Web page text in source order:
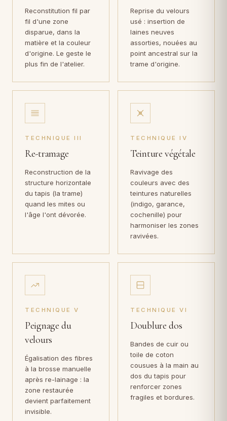
Reconstitution fil par
fil d'une zone
disparue, dans la
matière et la couleur
d'origine. Le geste le
plus fin de l'atelier.
Reprise du velours
usé : insertion de
laines neuves
assorties, nouées au
point ancestral sur la
trame d'origine.
TECHNIQUE III
Re-tramage
Reconstruction de la
structure horizontale
du tapis (la trame)
quand les mites ou
l'âge l'ont dévorée.
TECHNIQUE IV
Teinture végétale
Ravivage des
couleurs avec des
teintures naturelles
(indigo, garance,
cochenille) pour
harmoniser les zones
ravivées.
TECHNIQUE V
Peignage du
velours
Égalisation des fibres
à la brosse manuelle
après re-lainage : la
zone restaurée
devient parfaitement
invisible.
TECHNIQUE VI
Doublure dos
Bandes de cuir ou
toile de coton
cousues à la main au
dos du tapis pour
renforcer zones
fragiles et bordures.